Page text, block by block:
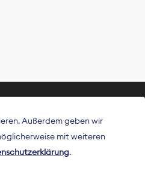
Außerdem geben wir
mit weiteren
.